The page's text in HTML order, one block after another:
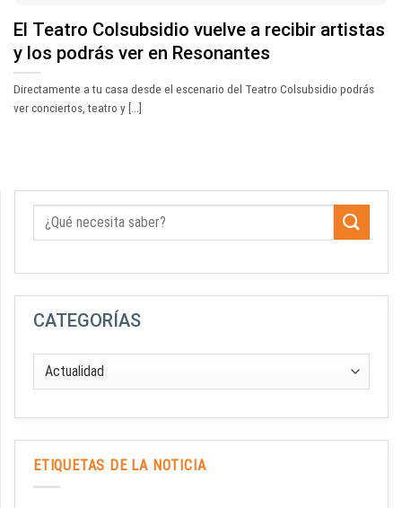
El Teatro Colsubsidio vuelve a recibir artistas
y los podrás ver en Resonantes
Directamente a tu casa desde el escenario del Teatro Colsubsidio podrás
ver conciertos, teatro y [...]
CATEGORÍAS
ETIQUETAS DE LA NOTICIA